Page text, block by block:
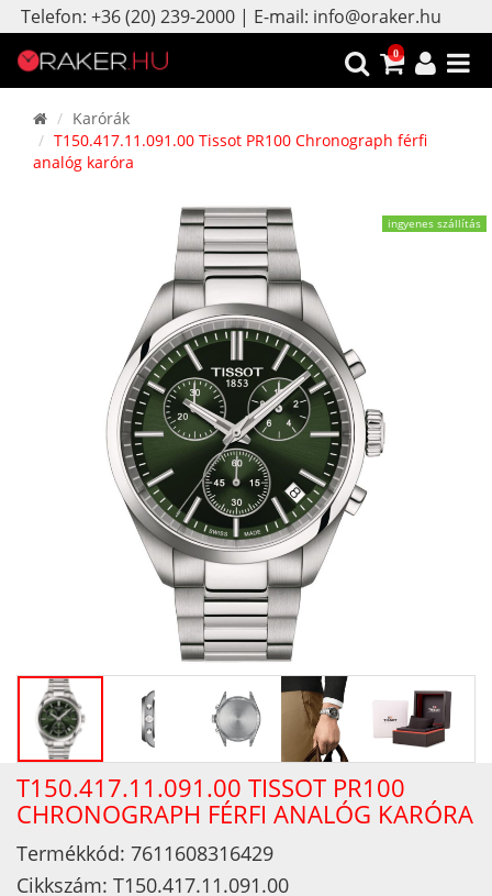
Telefon: +36 (20) 239-2000 | E-mail: info@oraker.hu
0
Karórák
T150.417.11.091.00 Tissot PR100 Chronograph férfi
analóg karóra
ingyenes szállítás
T150.417.11.091.00 TISSOT PR100
CHRONOGRAPH FÉRFI ANALÓG KARÓRA
Termékkód: 7611608316429
Cikkszám: T150.417.11.091.00